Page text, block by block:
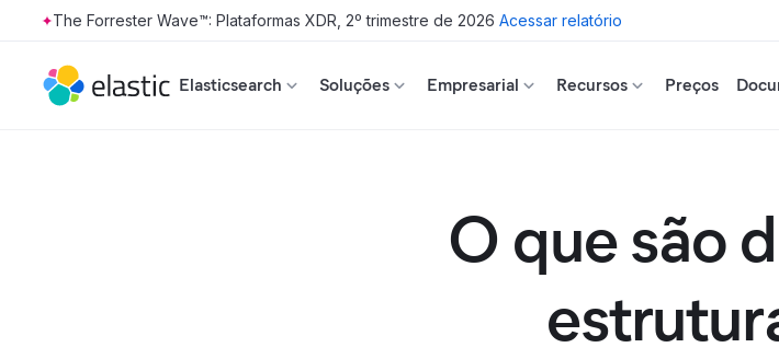
Skip to main content
The Forrester Wave™: Plataformas XDR, 2º trimestre de 2026 Acessar relatório
Elasticsearch Soluções Empresarial Recursos Preços
O que são